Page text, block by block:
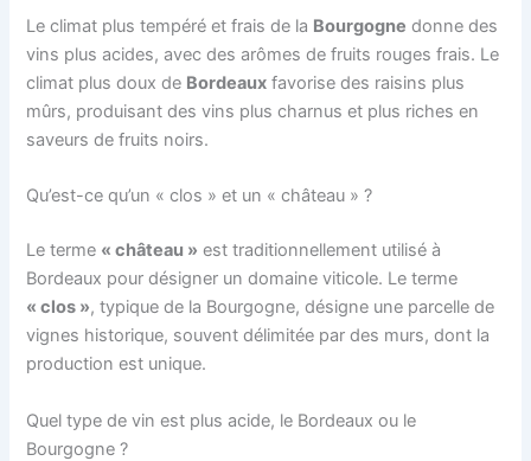
Le climat plus tempéré et frais de la Bourgogne donne des
vins plus acides, avec des arômes de fruits rouges frais. Le
climat plus doux de Bordeaux favorise des raisins plus
mûrs, produisant des vins plus charnus et plus riches en
saveurs de fruits noirs.
Qu’est-ce qu’un « clos » et un « château » ?
Le terme « château » est traditionnellement utilisé à
Bordeaux pour désigner un domaine viticole. Le terme
« clos », typique de la Bourgogne, désigne une parcelle de
vignes historique, souvent délimitée par des murs, dont la
production est unique.
Quel type de vin est plus acide, le Bordeaux ou le
Bourgogne ?